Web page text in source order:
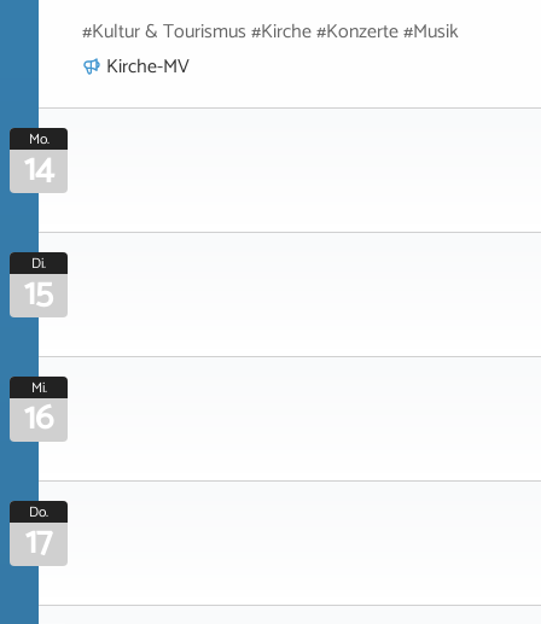
#Kultur & Tourismus #Kirche #Konzerte #Musik
Kirche-MV
Mo.
14
Di.
15
Mi.
16
Do.
17